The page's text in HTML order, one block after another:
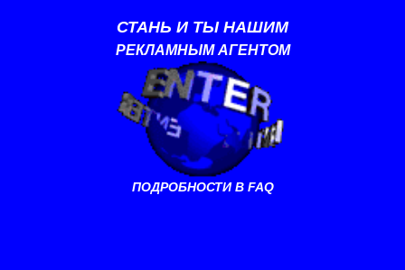
СТАНЬ И ТЫ НАШИМ
РЕКЛАМНЫМ АГЕНТОМ
ПОДРОБНОСТИ В FAQ